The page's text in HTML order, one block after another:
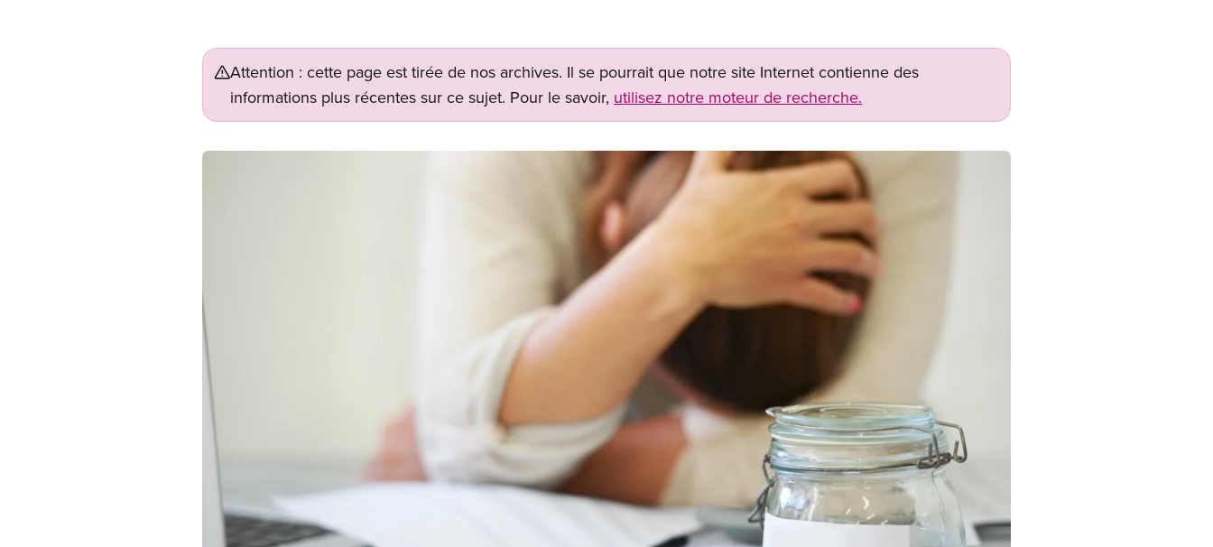
Attention : cette page est tirée de nos archives. Il se pourrait que notre site Internet contienne des
informations plus récentes sur ce sujet. Pour le savoir, utilisez notre moteur de recherche.
Image